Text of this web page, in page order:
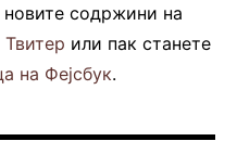
содржини на
Твитер или пак станете
на Фејсбук.